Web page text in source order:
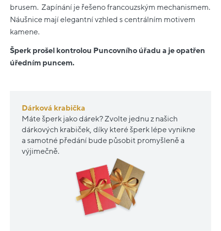
brusem. Zapínání je řešeno francouzským mechanismem.
Náušnice mají elegantní vzhled s centrálním motivem
kamene.
Šperk prošel kontrolou Puncovního úřadu a je opatřen
úředním puncem.
Dárková krabička
Máte šperk jako dárek? Zvolte jednu z našich
dárkových krabiček, díky které šperk lépe vynikne
a samotné předání bude působit promyšleně a
výjimečně.